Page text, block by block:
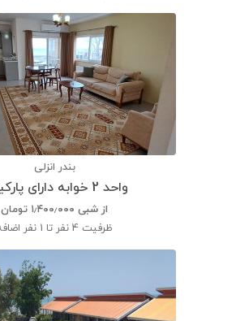
بندر انزلی
واحد 2 خوابه دارای پارکینگ
از شبی ۱٫۴۰۰٫۰۰۰ تومان
ظرفیت 4 نفر تا 1 نفر اضافه